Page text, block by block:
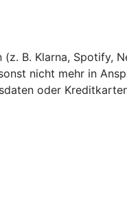
B. Klarna, Spotify,
nicht mehr in
oder